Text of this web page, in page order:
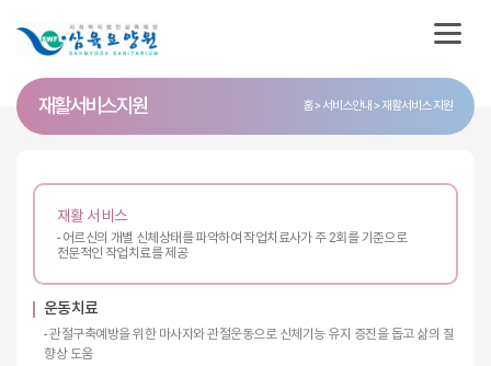
재활서비스 지원 홈 서비스안내 재활서비스 지원
재활 서비스
- 어르신의 개별 신체상태를 파악하여 작업치료사가 주 2회를 기준으로
전문적인 작업치료를 제공
운동치료
- 관절구축예방을 위한 마사지와 관절운동으로 신체기능 유지 증진을 돕고 삶의 질
향상 도움